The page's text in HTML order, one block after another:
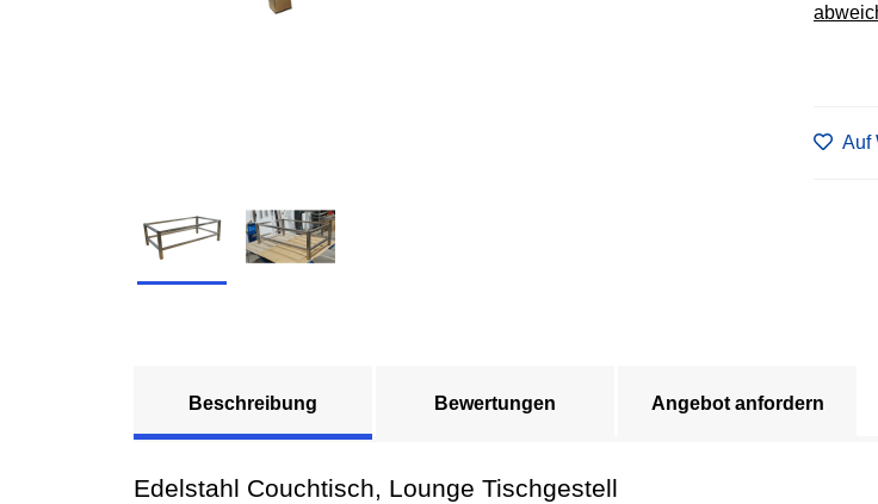
Auf
Beschreibung Bewertungen Angebot anfordern
Edelstahl Couchtisch, Lounge Tischgestell